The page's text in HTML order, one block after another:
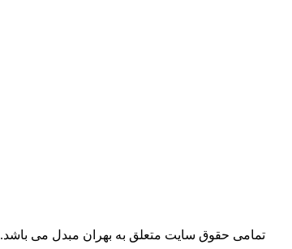
تمامی حقوق سایت متعلق به بهران مبدل می باشد.